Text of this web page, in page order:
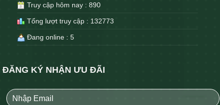
Truy cập hôm nay : 890
Tổng lượt truy cập : 132773
Đang online : 5
ĐĂNG KÝ NHẬN ƯU ĐÃI